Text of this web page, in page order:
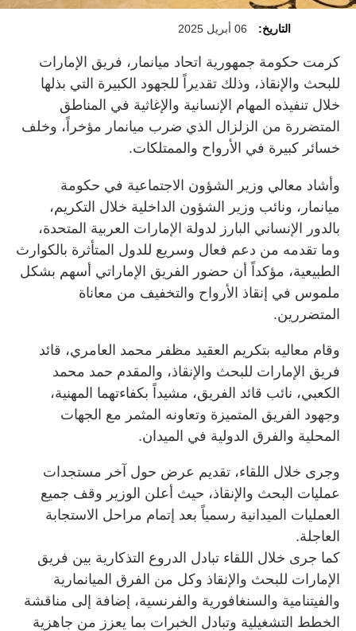
التاريخ: 06 أبريل 2025
كرمت حكومة جمهورية اتحاد ميانمار، فريق الإمارات
للبحث والإنقاذ، وذلك تقديراً للجهود الكبيرة التي بذلها
خلال تنفيذه المهام الإنسانية والإغاثية في المناطق
المتضررة من الزلزال الذي ضرب ميانمار مؤخراً، وخلف
خسائر كبيرة في الأرواح والممتلكات.
وأشاد معالي وزير الشؤون الاجتماعية في حكومة
ميانمار، ونائب وزير الشؤون الداخلية خلال التكريم،
بالدور الإنساني البارز لدولة الإمارات العربية المتحدة،
وما تقدمه من دعم فعال وسريع للدول المتأثرة بالكوارث
الطبيعية، مؤكداً أن حضور الفريق الإماراتي أسهم بشكل
ملموس في إنقاذ الأرواح والتخفيف من معاناة
المتضررين.
وقام معاليه بتكريم العقيد مظفر محمد العامري، قائد
فريق الإمارات للبحث والإنقاذ، والمقدم حمد محمد
الكعبي، نائب قائد الفريق، مشيداً بكفاءتهما المهنية،
وجهود الفريق المتميزة وتعاونه المثمر مع الجهات
المحلية والفرق الدولية في الميدان.
وجرى خلال اللقاء، تقديم عرض حول آخر مستجدات
عمليات البحث والإنقاذ، حيث أعلن الوزير وقف جميع
العمليات الميدانية رسمياً بعد إتمام مراحل الاستجابة
العاجلة.
كما جرى خلال اللقاء تبادل الدروع التذكارية بين فريق
الإمارات للبحث والإنقاذ وكل من الفرق الميانمارية
والفيتنامية والسنغافورية والفرنسية، إضافة إلى مناقشة
الخطط التشغيلية وتبادل الخبرات بما يعزز من جاهزية